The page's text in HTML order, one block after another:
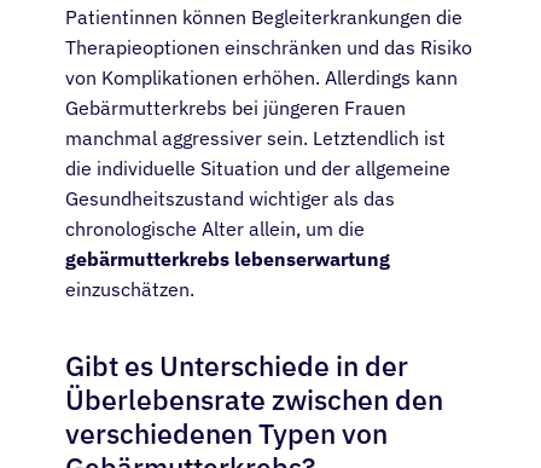
Patientinnen können Begleiterkrankungen die
Therapieoptionen einschränken und das Risiko
von Komplikationen erhöhen. Allerdings kann
Gebärmutterkrebs bei jüngeren Frauen
manchmal aggressiver sein. Letztendlich ist
die individuelle Situation und der allgemeine
Gesundheitszustand wichtiger als das
chronologische Alter allein, um die
gebärmutterkrebs lebenserwartung
einzuschätzen.
Gibt es Unterschiede in der
Überlebensrate zwischen den
verschiedenen Typen von